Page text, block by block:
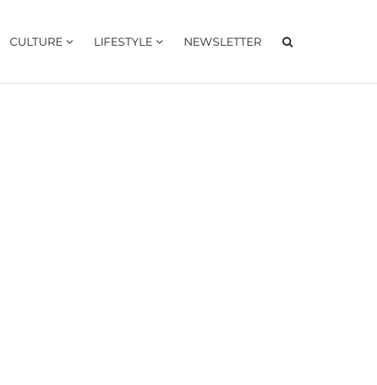
CULTURE LIFESTYLE NEWSLETTER